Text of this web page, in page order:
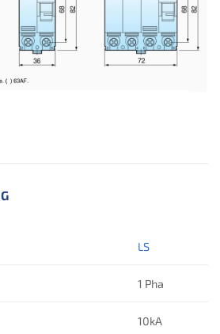
LS
1 Pha
10kA